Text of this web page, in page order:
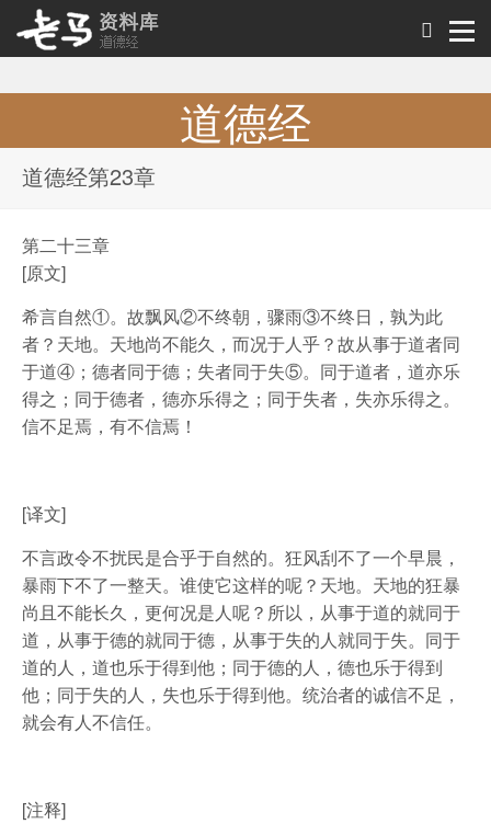
道德经
道德经第23章
第二十三章
[原文]
希言自然①。故飘风②不终朝，骤雨③不终日，孰为此
者？天地。天地尚不能久，而况于人乎？故从事于道者同
于道④；德者同于德；失者同于失⑤。同于道者，道亦乐
得之；同于德者，德亦乐得之；同于失者，失亦乐得之。
信不足焉，有不信焉！
[译文]
不言政令不扰民是合乎于自然的。狂风刮不了一个早晨，
暴雨下不了一整天。谁使它这样的呢？天地。天地的狂暴
尚且不能长久，更何况是人呢？所以，从事于道的就同于
道，从事于德的就同于德，从事于失的人就同于失。同于
道的人，道也乐于得到他；同于德的人，德也乐于得到
他；同于失的人，失也乐于得到他。统治者的诚信不足，
就会有人不信任。
[注释]